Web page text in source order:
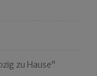
zu Hause“